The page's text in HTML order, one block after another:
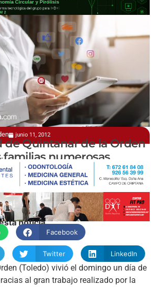
junio 11, 2012
numerosas
de Quintanar de la Orden
familias numerosas
noticia
Facebook
Twitter LinkedIn
(Toledo) vivió el domingo un día de
al gran trabajo realizado por la